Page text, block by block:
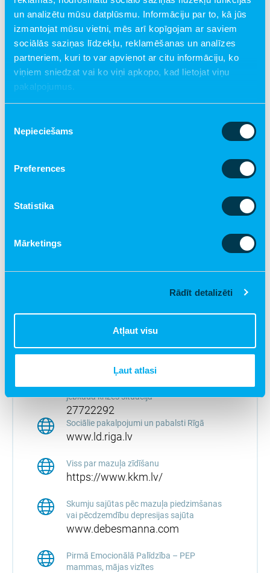
un analizētu mūsu datplūsmu. Informāciju par to, kā jūs
izmantojat mūsu vietni, mēs arī kopīgojam ar saviem
sociālās saziņas līdzekļu, reklamēšanas un analīzes
partneriem, kuri to var apvienot ar citu informāciju, ko
viņiem sniedzat vai ko viņi apkopo, kad lietojat viņu
pakalpojumus.
izvēle
Nepieciešams
Preferences
Statistika
Mārketings
Rādīt detalizēti
Atļaut visu
Ļaut atlasi
Komanda un PEP mammas
Mammu atsauksmes par dalību
programmā "Piedzimstot bērniņam".
Kur vērsties pēc palīdzības?
“Skalbes” krīzes tālrunis , ja gadās nonākt
jebkādā krīzes situācijā
27722292
Sociālie pakalpojumi un pabalsti Rīgā
www.ld.riga.lv
Viss par mazuļa zīdīšanu
https://www.kkm.lv/
Skumju sajūtas pēc mazuļa piedzimšanas
vai pēcdzemdību depresijas sajūta
www.debesmanna.com
Pirmā Emocionālā Palīdzība – PEP
mammas, mājas vizītes